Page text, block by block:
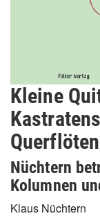
Kleine
Nüchtern
Kolumnen
Klaus Nüchtern